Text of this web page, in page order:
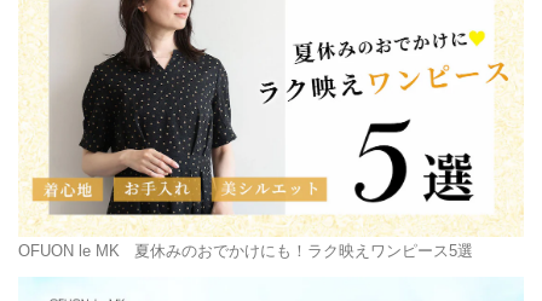
OFUON le MK 夏休みのおでかけにも！ラク映えワンピース5選